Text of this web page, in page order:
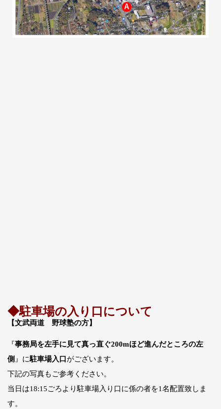
◆駐車場の入り口について
【文武両道 野球塾の方】
『事務局を左手に見て真っ直ぐ200mほど進んだところの左
側 』に駐車場入口がございます。
下記の写真もご参考ください。
当日は18:15ごろより駐車場入り口に係の者を1名配置致しま
す。